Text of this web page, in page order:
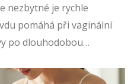
nezbytné je rychle
pomáhá při vaginální
po dlouhodobou